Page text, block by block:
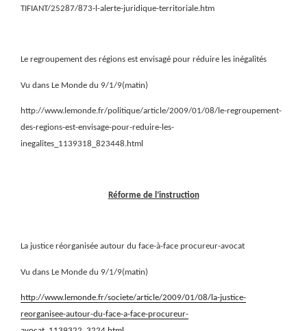
TIFIANT/25287/873-l-alerte-juridique-territoriale.htm
Le regroupement des régions est envisagé pour réduire les inégalités
Vu dans Le Monde du 9/1/9(matin)
http://www.lemonde.fr/politique/article/2009/01/08/le-regroupement-
des-regions-est-envisage-pour-reduire-les-
inegalites_1139318_823448.html
Réforme de l’instruction
La justice réorganisée autour du face-à-face procureur-avocat
Vu dans Le Monde du 9/1/9(matin)
http://www.lemonde.fr/societe/article/2009/01/08/la-justice-
reorganisee-autour-du-face-a-face-procureur-